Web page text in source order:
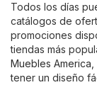
Todos los días
catálogos de
promociones
tiendas más
Muebles America
tener un diseño